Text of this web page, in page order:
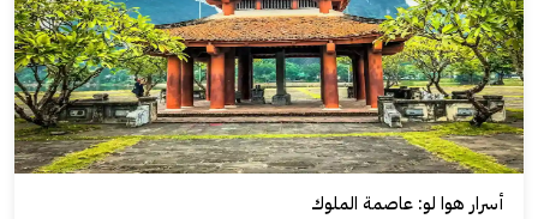
أسرار هوا لو: عاصمة الملوك